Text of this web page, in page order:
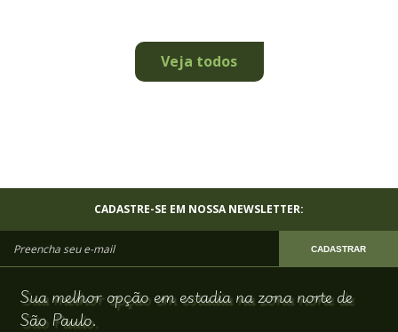
Veja todos
CADASTRE-SE EM NOSSA NEWSLETTER:
CADASTRAR
Sua melhor opção em estadia na zona norte de
São Paulo.